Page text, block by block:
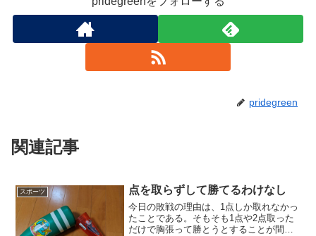
pridegreen
関連記事
スポーツ 点を取らずして勝てるわけなし
今日の敗戦の理由は、1点しか取れなかっ
たことである。そもそも1点や2点取った
だけで胸張って勝とうとすることが間違